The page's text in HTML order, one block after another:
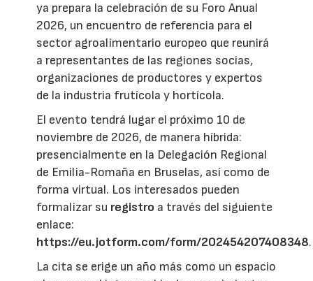
ya prepara la celebración de su Foro Anual
2026, un encuentro de referencia para el
sector agroalimentario europeo que reunirá
a representantes de las regiones socias,
organizaciones de productores y expertos
de la industria frutícola y hortícola.
El evento tendrá lugar el próximo 10 de
noviembre de 2026, de manera híbrida:
presencialmente en la Delegación Regional
de Emilia-Romaña en Bruselas, así como de
forma virtual. Los interesados pueden
formalizar su registro a través del siguiente
enlace:
https://eu.jotform.com/form/202454207408348.
La cita se erige un año más como un espacio